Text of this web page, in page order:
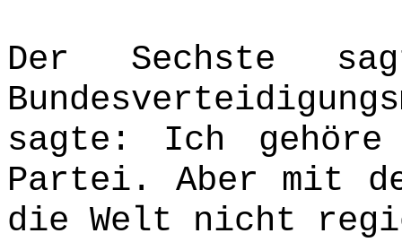
Der Sechste
sagte: Ich
Partei. Aber mit
die Welt nicht